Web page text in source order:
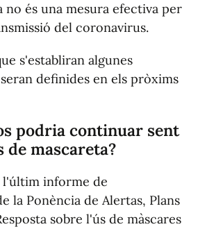
no és una mesura efectiva per
del coronavirus.
s'establiran algunes
definides en els pròxims
podria continuar sent
mascareta?
l'últim informe de
la Ponència de Alertas, Plans
sobre l'ús de màscares